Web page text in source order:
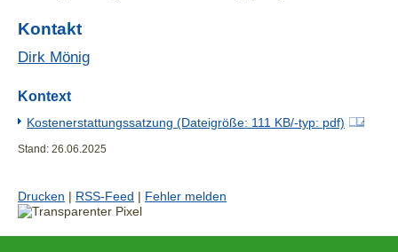
Kontakt
Dirk Mönig
Kontext
Kostenerstattungssatzung (Dateigröße: 111 KB/-typ: pdf)
Stand: 26.06.2025
Drucken | RSS-Feed | Fehler melden